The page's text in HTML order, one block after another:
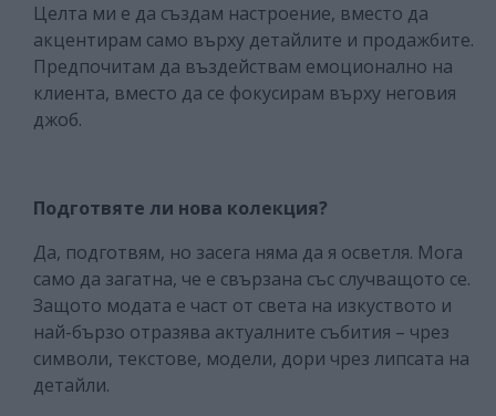
Целта ми е да създам настроение, вместо да
акцентирам само върху детайлите и продажбите.
Предпочитам да въздействам емоционално на
клиента, вместо да се фокусирам върху неговия
джоб.
Подготвяте ли нова колекция?
Да, подготвям, но засега няма да я осветля. Мога
само да загатна, че е свързана със случващото се.
Защото модата е част от света на изкуството и
най-бързо отразява актуалните събития – чрез
символи, текстове, модели, дори чрез липсата на
детайли.